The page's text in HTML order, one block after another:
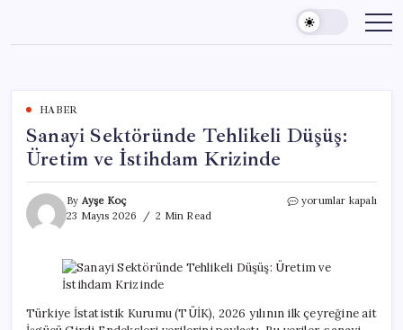
content
HABER
Sanayi Sektöründe Tehlikeli Düşüş:
Üretim ve İstihdam Krizinde
By Ayşe Koç
23 Mayıs 2026
2 Min Read
Sanayi
Üretim
ve
Krizinde
için
yorumlar kapalı
Türkiye İstatistik Kurumu (TÜİK), 2026 yılının ilk çeyreğine ait